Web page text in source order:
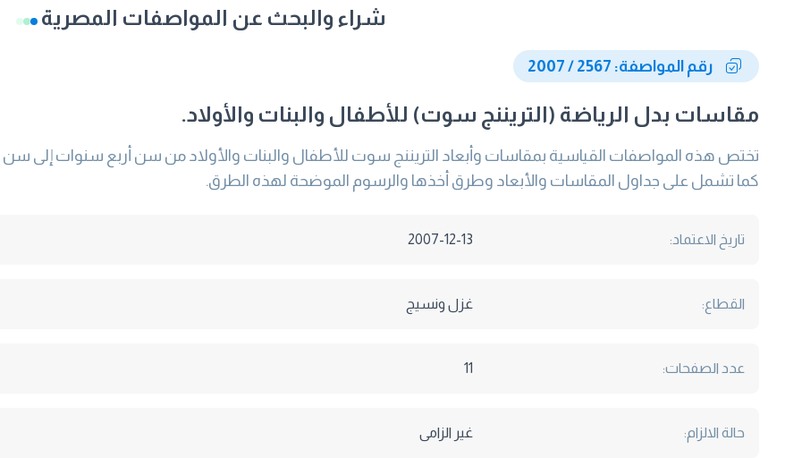
شراء والبحث عن المواصفات المصرية
رقم المواصفة: 2567 / 2007
مقاسات بدل الرياضة (التريننج سوت) للأطفال والبنات والأولاد.
تختص هذه المواصفات القياسية بمقاسات وأبعاد التريننج سوت للأطفال والبنات والأولاد من سن أربع سنوات إلى
كما تشمل على جداول المقاسات والأبعاد وطرق أخذها والرسوم الموضحة لهذه الطرق.
تاريخ الاعتماد: 2007-12-13
القطاع: غزل ونسيج
عدد الصفحات: 11
حالة الالزام: غير الزامى